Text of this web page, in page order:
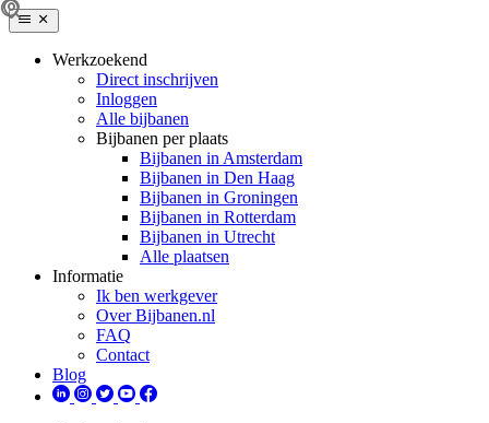
Werkzoekend
Direct inschrijven
Inloggen
Alle bijbanen
Bijbanen per plaats
Bijbanen in Amsterdam
Bijbanen in Den Haag
Bijbanen in Groningen
Bijbanen in Rotterdam
Bijbanen in Utrecht
Alle plaatsen
Informatie
Ik ben werkgever
Over Bijbanen.nl
FAQ
Contact
Blog